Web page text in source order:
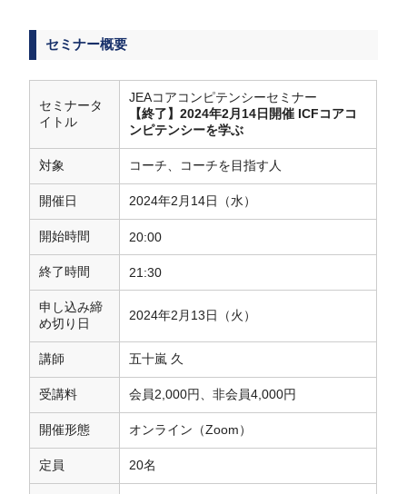
セミナー概要
セミナータ
イトル
JEAコアコンピテンシーセミナー
【終了】2024年2月14日開催 ICFコアコ
ンピテンシーを学ぶ
対象 コーチ、コーチを目指す人
開催日 2024年2月14日（水）
開始時間 20:00
終了時間 21:30
申し込み締
め切り日
2024年2月13日（火）
講師 五十嵐 久
受講料 会員2,000円、非会員4,000円
開催形態 オンライン（Zoom）
定員 20名